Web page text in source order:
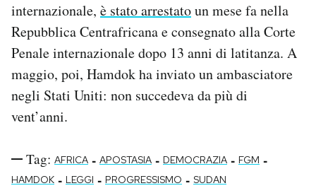
internazionale, è stato arrestatoun mese fa nella
Repubblica Centrafricana e consegnato alla Corte
Penale internazionale dopo 13 anni di latitanza. A
maggio, poi, Hamdok ha inviato un ambasciatore
negli Stati Uniti: non succedeva da più di
vent’anni.
Tag: AFRICA - APOSTASIA - DEMOCRAZIA - FGM -
HAMDOK - LEGGI - PROGRESSISMO - SUDAN